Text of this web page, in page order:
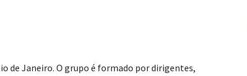
de Janeiro. O grupo é formado por dirigentes,